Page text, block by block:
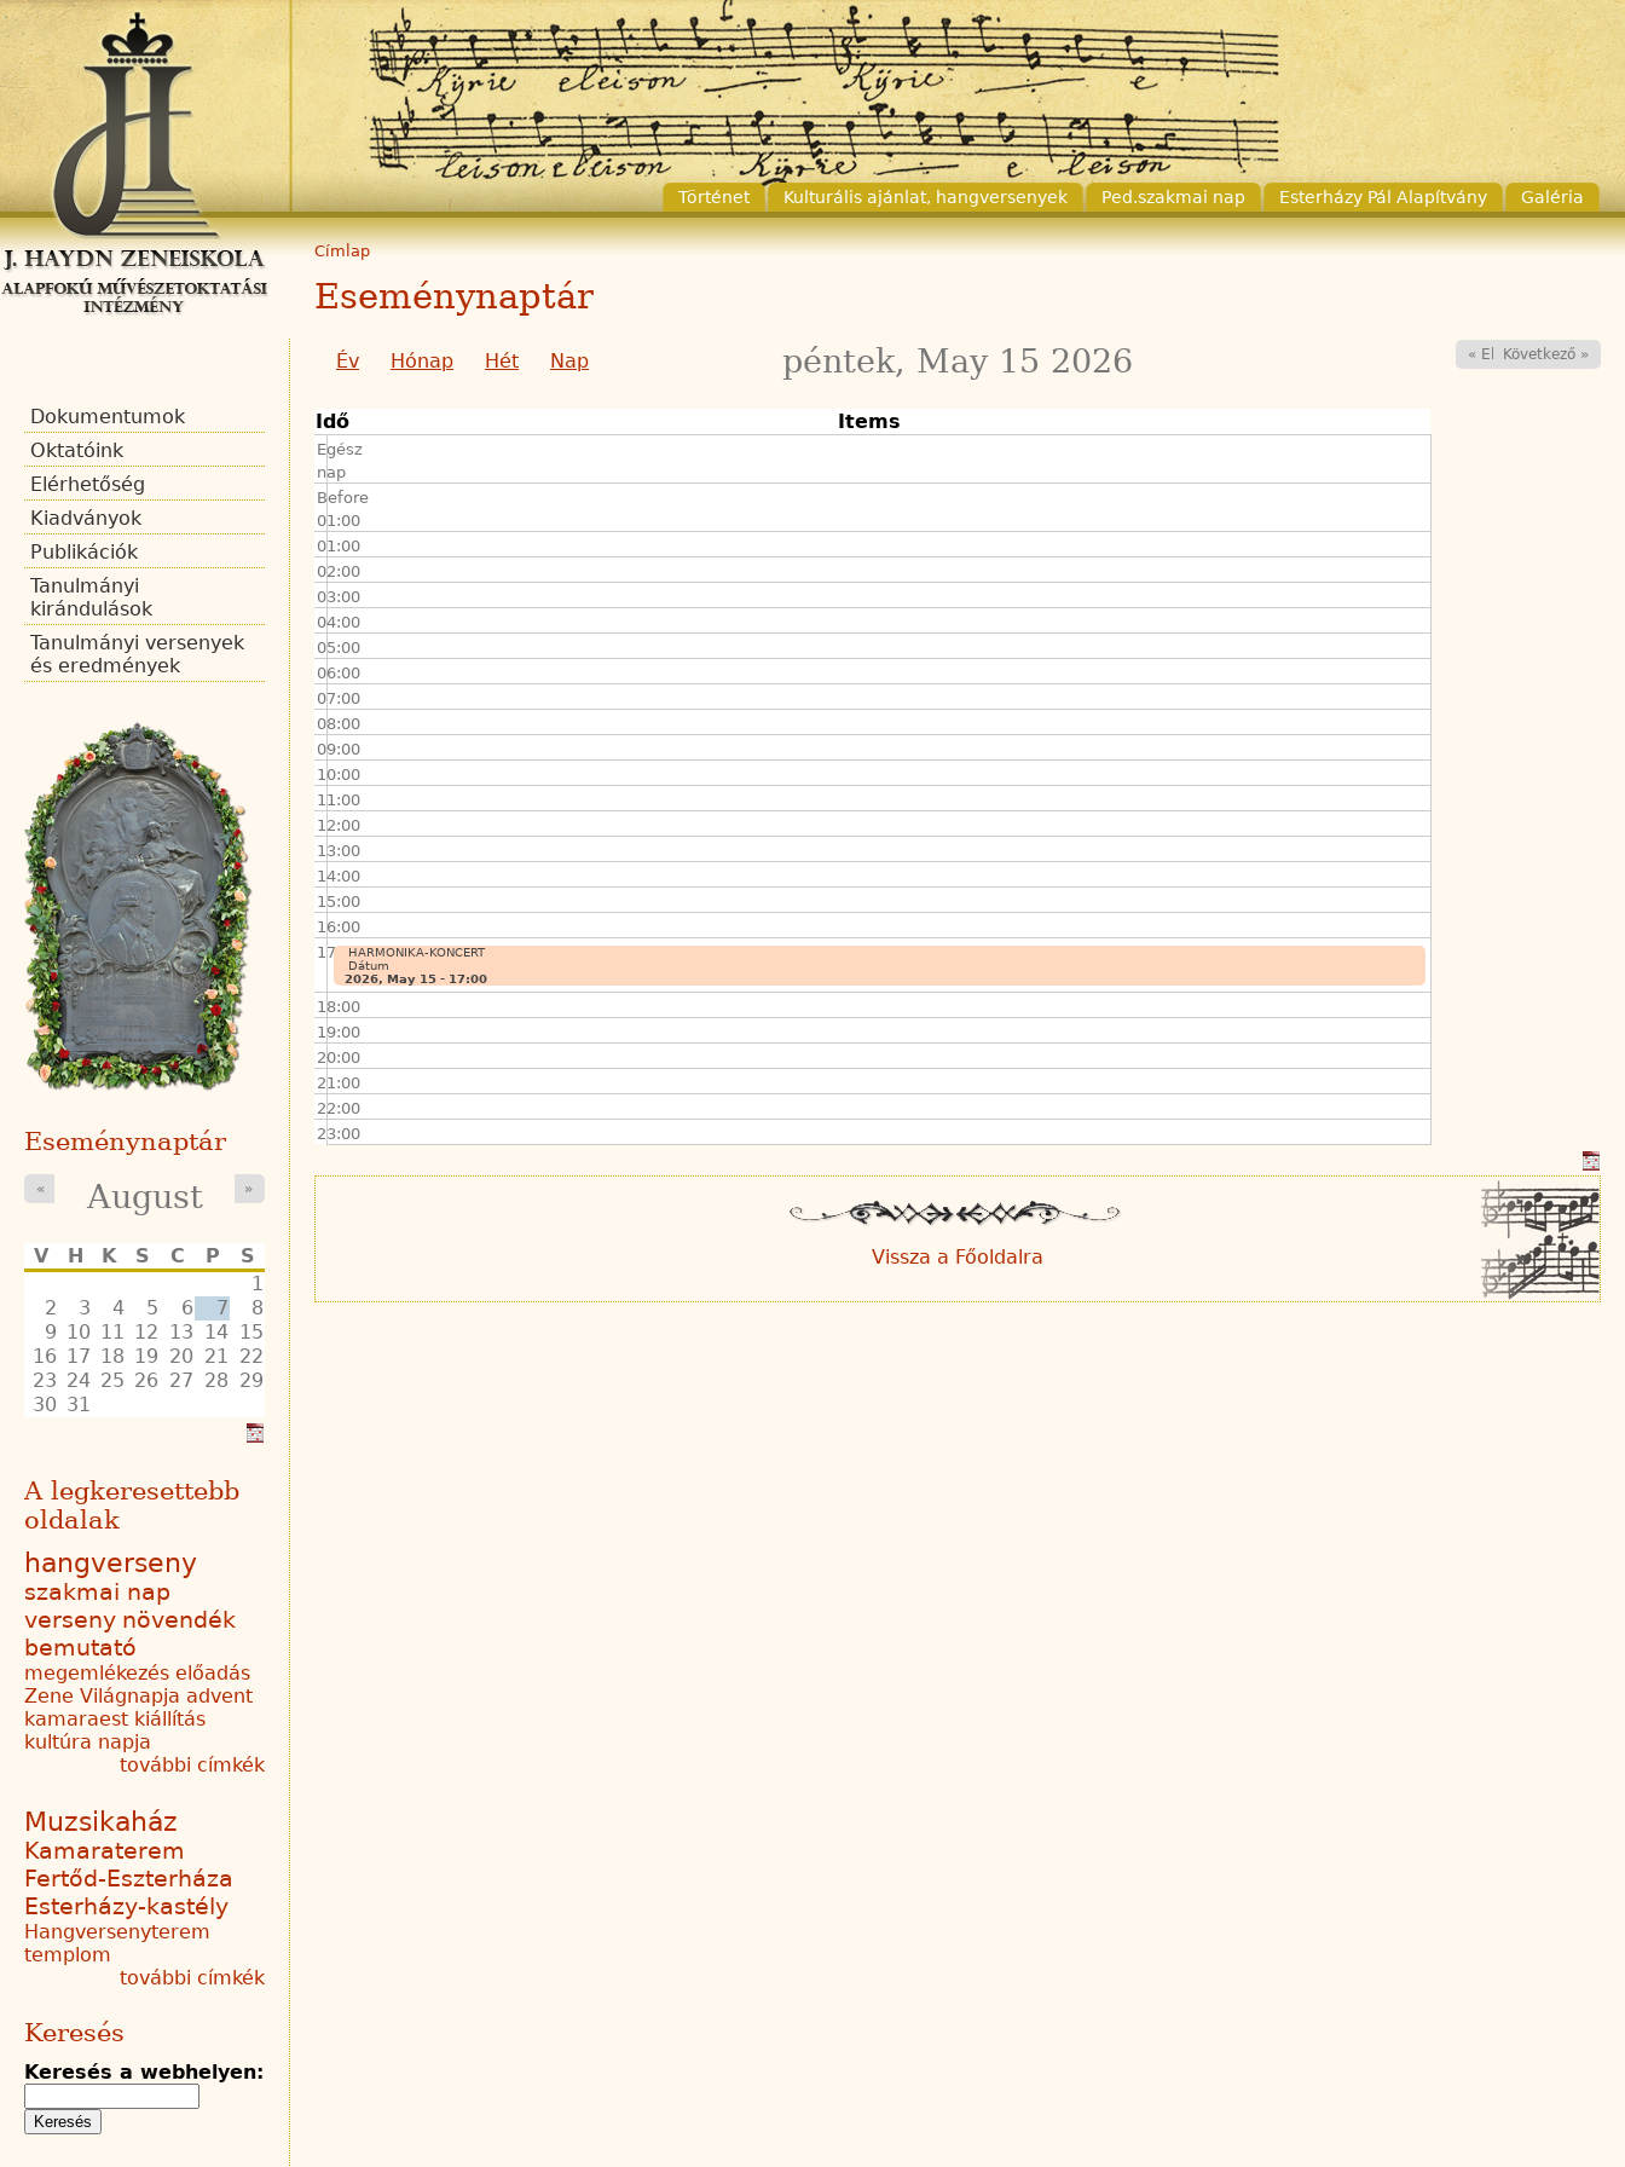
Történet Kulturális ajánlat, hangversenyek Ped.szakmai nap Esterházy Pál Alapítvány Galéria
Címlap
Eseménynaptár
Év Hónap Hét Nap « Előző
péntek, May 15 2026 Következő »
Idő Items
Egész
nap
Before
01:00
01:00
02:00
03:00
04:00
05:00
06:00
07:00
08:00
09:00
10:00
11:00
12:00
13:00
14:00
15:00
16:00
17:00HARMONIKA-KONCERT
Dátum
2026, May 15 - 17:00
18:00
19:00
20:00
21:00
22:00
23:00
Vissza a Főoldalra
Dokumentumok
Oktatóink
Elérhetőség
Kiadványok
Publikációk
Tanulmányi
kirándulások
Tanulmányi versenyek
és eredmények
Eseménynaptár
« August »
V H K S C P
S
1
2
3 4 5 6 7
8
9 10 11 12 13 14 15
16 17 18 19 20 21
22
23 24 25 26 27 28 29
30 31
A legkeresettebb
oldalak
hangverseny
szakmai nap
verseny növendék
bemutató
megemlékezés előadás
Zene Világnapja advent
kamaraest kiállítás
kultúra napja
további címkék
Muzsikaház
Kamaraterem
Fertőd-Eszterháza
Esterházy-kastély
Hangversenyterem
templom
további címkék
Keresés
Keresés a webhelyen: